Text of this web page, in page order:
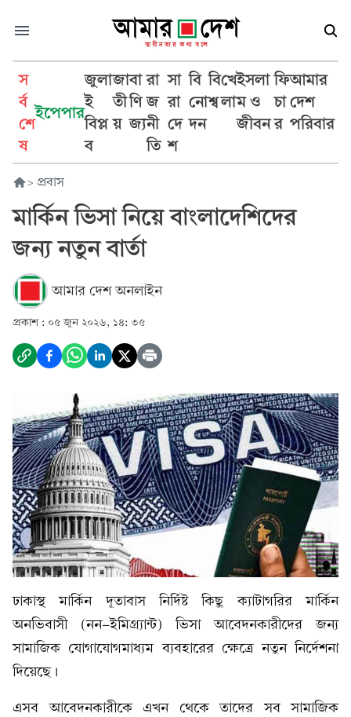
স
র্ব
শে
ষ
ইপেপার
জুলা
ই
বিপ্ল
ব
জা
তী
য়
বা
ণি
জ্য
রা
জ
নী
তি
সা
রা
দে
শ
বি
নো
দন
বি
শ্ব
খে
লা
ইসলা
ম ও
জীবন
ফি
চা
র
আমার
দেশ
পরিবার
> প্রবাস
মার্কিন ভিসা নিয়ে বাংলাদেশিদের
জন্য নতুন বার্তা
আমার দেশ অনলাইন
প্রকাশ : ০৫ জুন ২০২৬, ১৪: ৩৫
ঢাকাস্থ মার্কিন দূতাবাস নির্দিষ্ট কিছু ক্যাটাগরির মার্কিন
অনভিবাসী (নন-ইমিগ্র্যান্ট) ভিসা আবেদনকারীদের জন্য
সামাজিক যোগাযোগমাধ্যম ব্যবহারের ক্ষেত্রে নতুন নির্দেশনা
দিয়েছে।
এসব আবেদনকারীকে এখন থেকে তাদের সব সামাজিক